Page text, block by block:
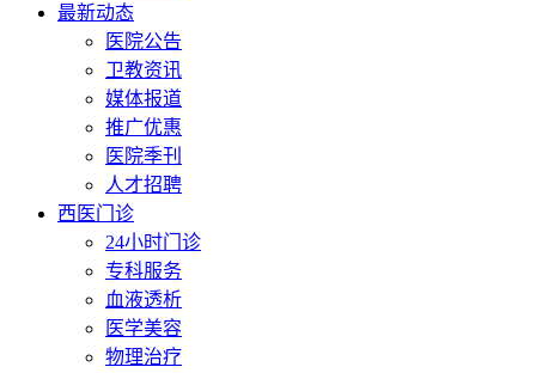
最新动态
医院公告
卫教资讯
媒体报道
推广优惠
医院季刊
人才招聘
西医门诊
24小时门诊
专科服务
血液透析
医学美容
物理治疗